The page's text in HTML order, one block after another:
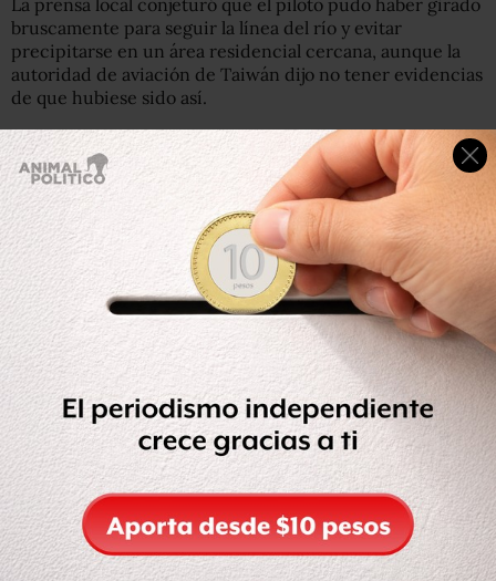
bruscamente para seguir la línea del río y evitar
precipitarse en un área residencial cercana, aunque la
autoridad de aviación de Taiwán dijo no tener evidencias
de que hubiese sido así.
Las emisoras taiwanesas difundieron una y otra vez una
grabación del contacto final de la cabina con la torre de
control en la que el piloto declara “Mayday” (emergencia)
tres veces. La grabación no ofrece pistas acerca del
motivo de la emergencia.
Es el segundo ATR22, de construcción franco-italiana,
que se estrella en un año. El vuelo del miércoles había
despegado a las 11:53 a.m. del aeropuerto Sungshan de
Taiwán en ruta a
las cercanas islas taiwanesas Kinmen.
Poco después del despegue el piloto declaró la
emergencia, dijeron las autoridades de la aviación civil.
El director de TransAsia, Peter Chen
, dijo que el contacto
con el avión se perdió cuatro minutos después del
despegue. Agregó que las condiciones climáticas eran
propicias para los vuelos y que se desconoce la causa del
accidente.